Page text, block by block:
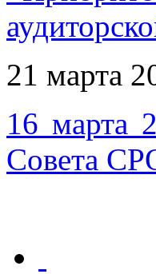
21 марта
16 марта
Совета